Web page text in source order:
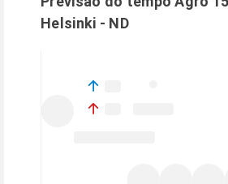
Helsinki - ND